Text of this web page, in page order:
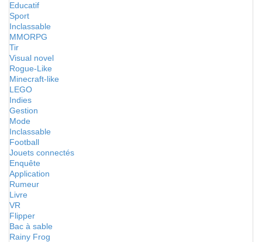
Educatif
Sport
Inclassable
MMORPG
Tir
Visual novel
Rogue-Like
Minecraft-like
LEGO
Indies
Gestion
Mode
Inclassable
Football
Jouets connectés
Enquête
Application
Rumeur
Livre
VR
Flipper
Bac à sable
Rainy Frog